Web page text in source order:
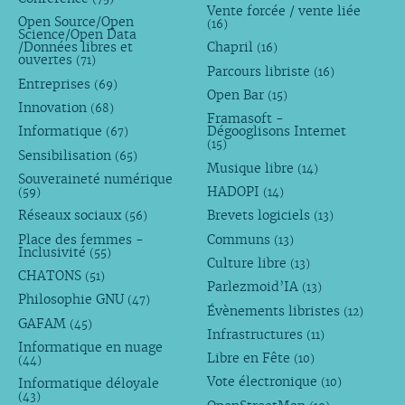
Open Source/Open
Science/Open Data
/Données libres et
ouvertes (71)
Entreprises (69)
Innovation (68)
Informatique (67)
Sensibilisation (65)
Souveraineté numérique
(59)
Réseaux sociaux (56)
Place des femmes -
Inclusivité (55)
CHATONS (51)
Philosophie GNU (47)
GAFAM (45)
Informatique en nuage
(44)
Informatique déloyale
(43)
Vente forcée / vente liée
(16)
Chapril (16)
Parcours libriste (16)
Open Bar (15)
Framasoft -
Dégooglisons Internet
(15)
Musique libre (14)
HADOPI (14)
Brevets logiciels (13)
Communs (13)
Culture libre (13)
Parlezmoid’IA (13)
Évènements libristes (12)
Infrastructures (11)
Libre en Fête (10)
Vote électronique (10)